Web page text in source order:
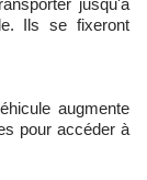
Ils se fixeront
augmente
pour accéder à